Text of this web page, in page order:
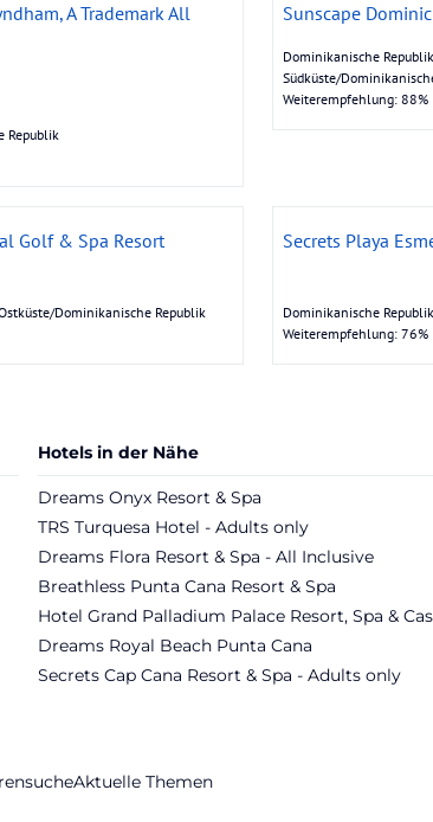
A Trademark All
Republik
Sunscape
Dominikanische Republik
Südküste/
Weiterempfehlung: 88%
Golf & Spa Resort
Dominikanische Republik
Secrets Playa
Dominikanische
Weiterempfehlung: 76%
Hotels in der Nähe
Dreams Onyx Resort & Spa
TRS Turquesa Hotel - Adults only
Dreams Flora Resort & Spa - All Inclusive
Breathless Punta Cana Resort & Spa
Hotel Grand Palladium Palace Resort, Spa &
Dreams Royal Beach Punta Cana
Secrets Cap Cana Resort & Spa - Adults only
Aktuelle Themen